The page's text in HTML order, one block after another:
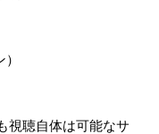
視聴自体は可能なサ